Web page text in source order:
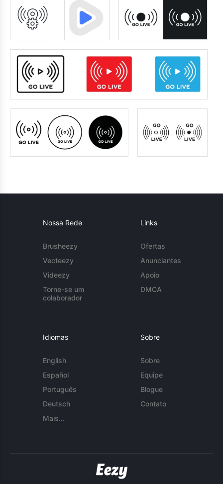
Nossa Rede
Brusheezy
Vecteezy
Videezy
Torne-se um
colaborador
Links
Ofertas
Anunciantes
Apoio
DMCA
Idiomas
English
Español
Português
Deutsch
Mais...
Sobre
Sobre
Equipe
Blogue
Contato